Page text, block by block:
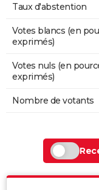
Taux d'abstention
Votes blancs (en
exprimés)
Votes nuls (en
exprimés)
Nombre de votants